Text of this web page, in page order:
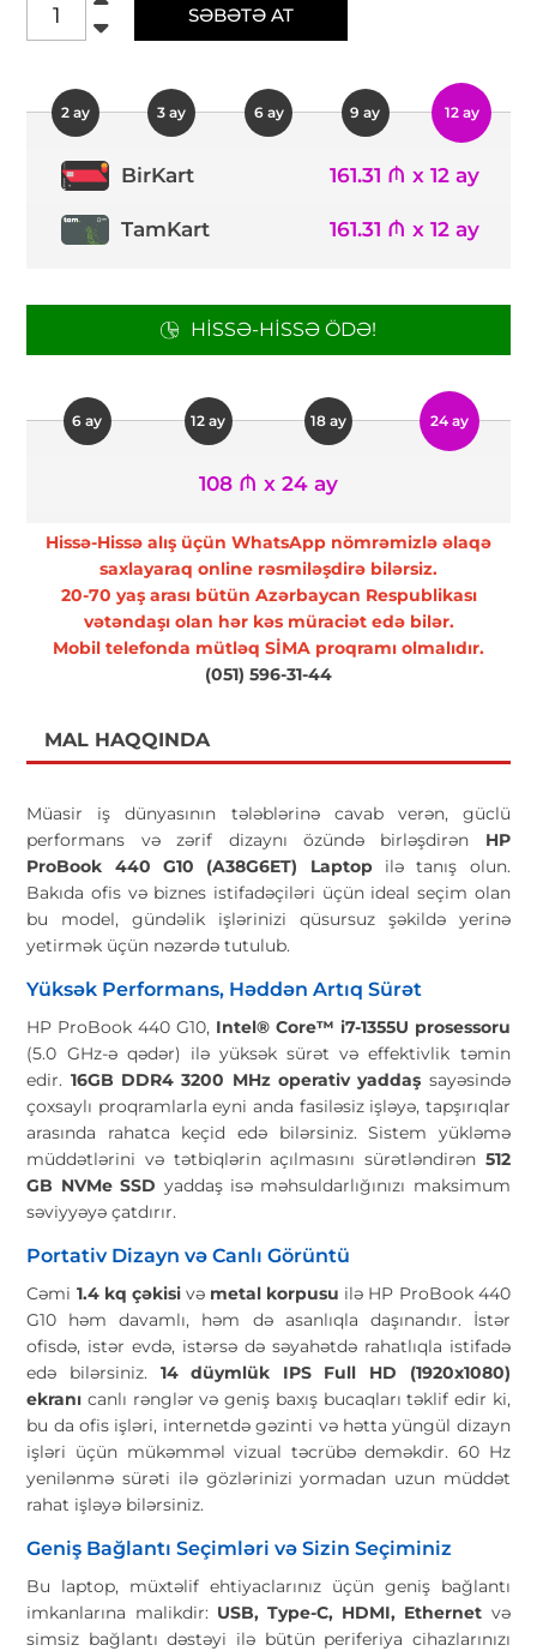
SƏBƏTƏ AT
2 ay 3 ay 6 ay 9 ay 12 ay
BirKart 161.31 ₼ x 12 ay
TamKart 161.31 ₼ x 12 ay
HISSƏ-HISSƏ ÖDƏ!
6 ay 12 ay 18 ay 24 ay
108 ₼ x 24 ay
Hissə-Hissə alış üçün WhatsApp nömrəmizlə əlaqə
saxlayaraq online rəsmiləşdirə bilərsiz.
20-70 yaş arası bütün Azərbaycan Respublikası
vətəndaşı olan hər kəs müraciət edə bilər.
Mobil telefonda mütləq SİMA proqramı olmalıdır.
(051) 596-31-44
MAL HAQQINDA
Müasir iş dünyasının tələblərinə cavab verən, güclü
performans və zərif dizaynı özündə birləşdirən HP
ProBook 440 G10 (A38G6ET) Laptopilə tanış olun.
Bakıda ofis və biznes istifadəçiləri üçün ideal seçim olan
bu model, gündəlik işlərinizi qüsursuz şəkildə yerinə
yetirmək üçün nəzərdə tutulub.
Yüksək Performans, Həddən Artıq Sürət
HP ProBook 440 G10, Intel® Core™ i7-1355U prosessoru
(5.0 GHz-ə qədər) ilə yüksək sürət və effektivlik təmin
edir. 16GB DDR4 3200 MHz operativ yaddaş sayəsində
çoxsaylı proqramlarla eyni anda fasiləsiz işləyə, tapşırıqlar
arasında rahatca keçid edə bilərsiniz. Sistem yükləmə
müddətlərini və tətbiqlərin açılmasını sürətləndirən 512
GB NVMe SSD yaddaş isə məhsuldarlığınızı maksimum
səviyyəyə çatdırır.
Portativ Dizayn və Canlı Görüntü
Cəmi 1.4 kq çəkisivə metal korpusu ilə HP ProBook 440
G10 həm davamlı, həm də asanlıqla daşınandır. İstər
ofisdə, istər evdə, istərsə də səyahətdə rahatlıqla istifadə
edə bilərsiniz. 14 düymlük IPS Full HD (1920x1080)
ekranı canlı rənglər və geniş baxış bucaqları təklif edir ki,
bu da ofis işləri, internetdə gəzinti və hətta yüngül dizayn
işləri üçün mükəmməl vizual təcrübə deməkdir. 60 Hz
yenilənmə sürəti ilə gözlərinizi yormadan uzun müddət
rahat işləyə bilərsiniz.
Geniş Bağlantı Seçimləri və Sizin Seçiminiz
Bu laptop, müxtəlif ehtiyaclarınız üçün geniş bağlantı
imkanlarına malikdir: USB, Type-C, HDMI, Ethernet və
simsiz bağlantı dəstəyi ilə bütün periferiya cihazlarınızı